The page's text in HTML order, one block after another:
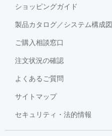
ショッピングガイド
製品カタログ／システム構成図
ご購入相談窓口
注文状況の確認
よくあるご質問
サイトマップ
セキュリティ・法的情報